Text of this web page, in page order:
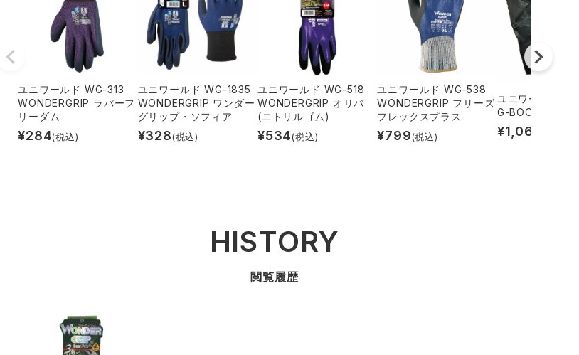
ユニワールド WG-313
WONDERGRIP ラバーフ
リーダム
¥284(税込)
ユニワールド WG-1835
WONDERGRIP ワンダー
グリップ・ソフィア
¥328(税込)
ユニワールド WG-518
WONDERGRIP オリバ
(ニトリルゴム)
¥534(税込)
ユニワールド WG-538
WONDERGRIP フリーズ
フレックスプラス
¥799(税込)
ユニワールド
G-BOOST
¥1,065
HISTORY
閲覧履歴